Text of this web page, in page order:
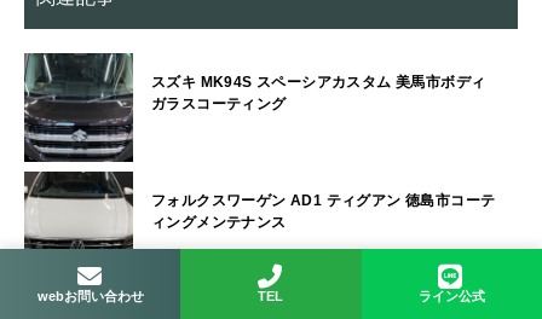
スズキ MK94S スペーシアカスタム 美馬市ボディ
ガラスコーティング
フォルクスワーゲン AD1 ティグアン 徳島市コーテ
ィングメンテナンス
webお問い合わせ TEL ライン公式